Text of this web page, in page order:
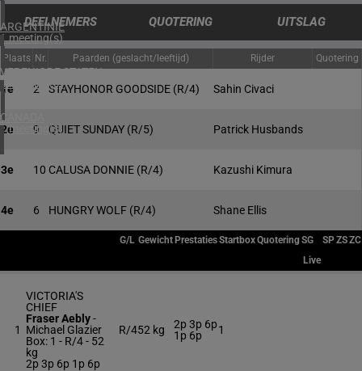
ARGENTINIË
1 meeting(s)
VERENIGDE STATEN
4 meeting(s)
CANADA
1 meeting(s)
DEELNEMERS QUOTERING UITSLAG
Plaats Nr. Paarden (geslacht/leeftijd) Rijder Quotering
1e 2 STAYHONOR GOODSIDE (R/4) Sahin Civaci
2e 9 QUIET SUNDAY (R/5) Patrick Husbands
3e 10 CALUSA DONNIE (R/4) Kazushi Kimura
4e 6 HUNGRY WOLF (R/4) Shane Ellis
G/L Gewicht PrestatiesStartboxQuoteringSG SPZSZC
Live
1
VICTORIA'S
CHIEF
Fraser Aebly-
Michael Glazier
Box: 1 - R/4 - 52
kg
2p 3p 6p 1p 6p
R/452 kg
2p 3p 6p
1p 6p
1